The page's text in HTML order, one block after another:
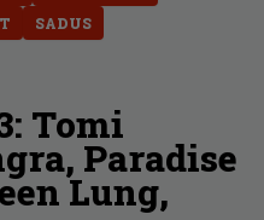
SADUS
Tomi
Paradise
Lung,